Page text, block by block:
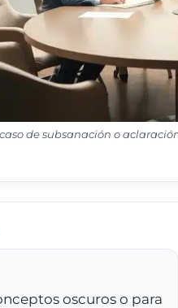
de subsanación o
oscuros o para